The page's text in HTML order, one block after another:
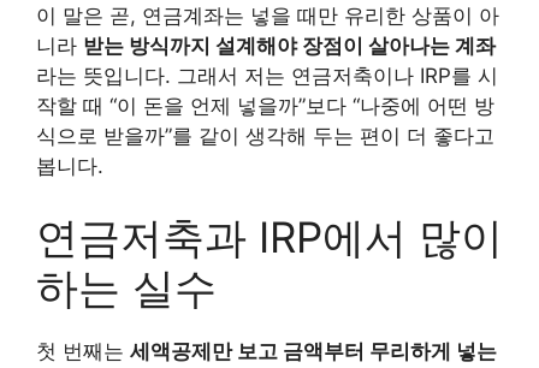
이 말은 곧, 연금계좌는 넣을 때만 유리한 상품이 아
니라 받는 방식까지 설계해야 장점이 살아나는 계좌
라는 뜻입니다. 그래서 저는 연금저축이나 IRP를 시
작할 때 “이 돈을 언제 넣을까”보다 “나중에 어떤 방
식으로 받을까”를 같이 생각해 두는 편이 더 좋다고
봅니다.
연금저축과 IRP에서 많이
하는 실수
첫 번째는 세액공제만 보고 금액부터 무리하게 넣는